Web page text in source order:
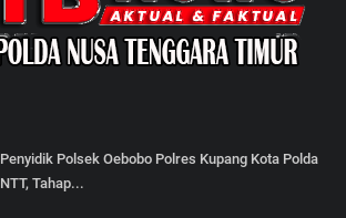
Penyidik Polsek Oebobo Polres Kupang Kota Polda
NTT, Tahap...